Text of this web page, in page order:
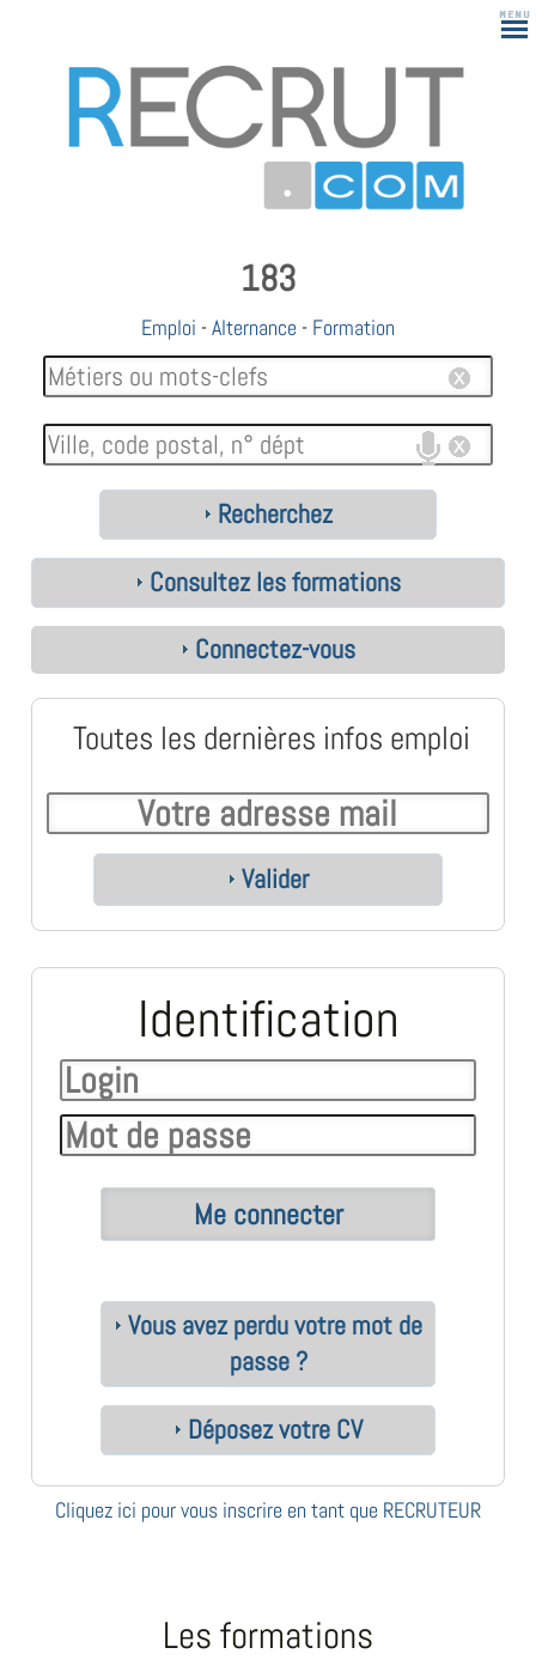
183
Emploi -Alternance - Formation
Recherchez
Consultez les formations
Connectez-vous
Toutes les dernières infos emploi
Valider
Identification
Vous avez perdu votre mot de
passe ?
Déposez votre CV
Cliquez ici pour vous inscrire en tant que RECRUTEUR
Les formations